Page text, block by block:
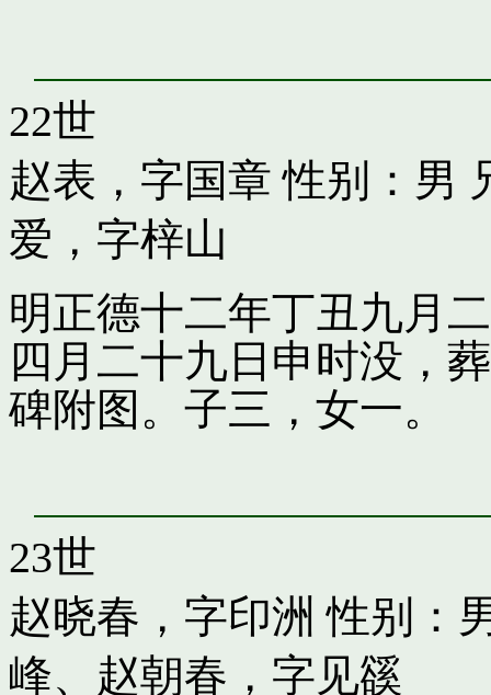
22世
赵表，字国章 性别：男
爱，字梓山
明正德十二年丁丑九月
四月二十九日申时没，
碑附图。子三，女一。
23世
赵晓春，字印洲 性别：
峰、 赵朝春，字见豀